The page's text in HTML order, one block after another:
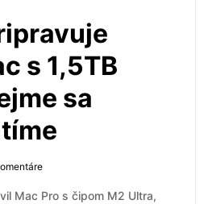
s 1,5TB
sa
Mac Pro s čipom M2 Ultra,